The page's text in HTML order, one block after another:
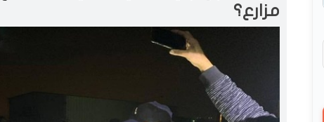
مزارع؟